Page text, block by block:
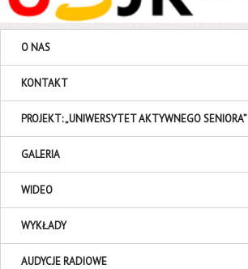
O NAS
KONTAKT
PROJEKT: „UNIWERSYTET AKTYWNEGO SENIORA”
GALERIA
WIDEO
WYKŁADY
AUDYCJE RADIOWE